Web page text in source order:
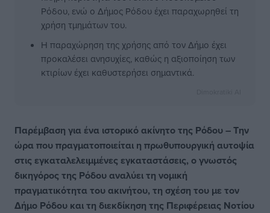
Ρόδου, ενώ ο Δήμος Ρόδου έχει παραχωρηθεί τη
χρήση τμημάτων του.
Η παραχώρηση της χρήσης από τον Δήμο έχει
προκαλέσει ανησυχίες, καθώς η αξιοποίηση των
κτιρίων έχει καθυστερήσει σημαντικά.
Παρέμβαση για ένα ιστορικό ακίνητο της Ρόδου –Την
ώρα που πραγματοποιείται η πρωθυπουργική αυτοψία
στις εγκαταλελειμμένες εγκαταστάσεις, ο γνωστός
δικηγόρος της Ρόδου αναλύει τη νομική
πραγματικότητα του ακινήτου, τη σχέση του με τον
Δήμο Ρόδου και τη διεκδίκηση της Περιφέρειας Νοτίου